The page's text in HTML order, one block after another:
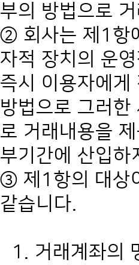
부의 방법으로
② 회사는 제1항
자적 장치의 운
즉시 이용자에게
방법으로 그러
로 거래내용을
부기간에 산입하
③ 제1항의 대상
같습니다.
1. 거래계좌의